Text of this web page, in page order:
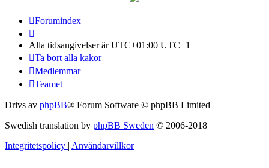
Forumindex
Alla tidsangivelser är UTC+01:00 UTC+1
Ta bort alla kakor
Medlemmar
Teamet
Drivs av phpBB® Forum Software © phpBB Limited
Swedish translation by phpBB Sweden © 2006-2018
Integritetspolicy | Användarvillkor